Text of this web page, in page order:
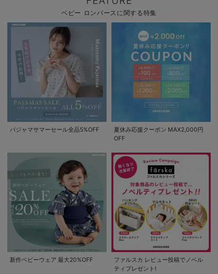
ベビー ロンパースに関する特集
パジャマサマーセール全品5%OFF
夏休み応援クーポン MAX2,000円
OFF
新作ベビーウェア 最大20%OFF
ファルスカ レビュー投稿でノベル
ティプレゼント!